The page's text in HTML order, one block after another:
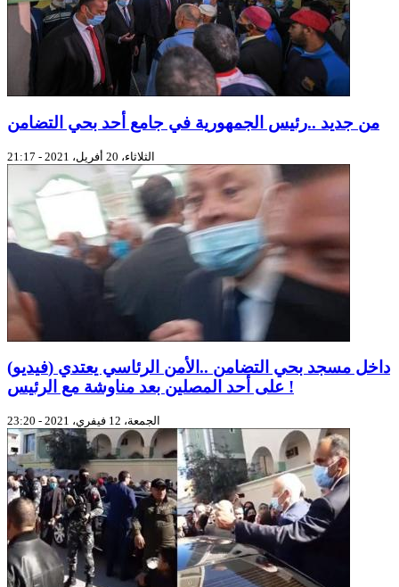
من جديد ..رئيس الجمهورية في جامع أحد بحي التضامن
الثلاثاء، 20 أفريل، 2021 - 21:17
(فيديو) داخل مسجد بحي التضامن ..الأمن الرئاسي يعتدي
على أحد المصلين بعد مناوشة مع الرئيس !
الجمعة، 12 فيفري، 2021 - 23:20